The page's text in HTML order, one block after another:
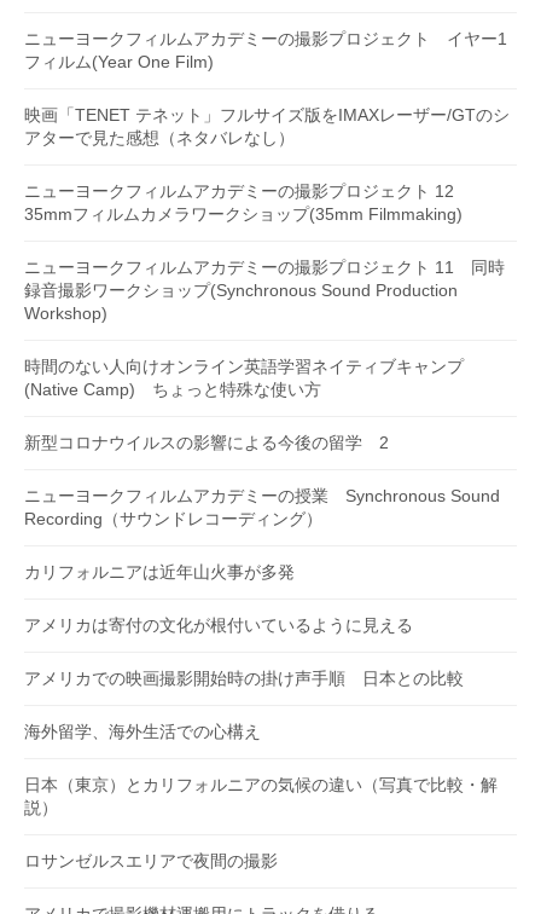
ニューヨークフィルムアカデミーの撮影プロジェクト イヤー1
フィルム(Year One Film)
映画「TENET テネット」フルサイズ版をIMAXレーザー/GTのシ
アターで見た感想（ネタバレなし）
ニューヨークフィルムアカデミーの撮影プロジェクト 12
35mmフィルムカメラワークショップ(35mm Filmmaking)
ニューヨークフィルムアカデミーの撮影プロジェクト 11 同時
録音撮影ワークショップ(Synchronous Sound Production
Workshop)
時間のない人向けオンライン英語学習ネイティブキャンプ
(Native Camp) ちょっと特殊な使い方
新型コロナウイルスの影響による今後の留学 2
ニューヨークフィルムアカデミーの授業 Synchronous Sound
Recording（サウンドレコーディング）
カリフォルニアは近年山火事が多発
アメリカは寄付の文化が根付いているように見える
アメリカでの映画撮影開始時の掛け声手順 日本との比較
海外留学、海外生活での心構え
日本（東京）とカリフォルニアの気候の違い（写真で比較・解
説）
ロサンゼルスエリアで夜間の撮影